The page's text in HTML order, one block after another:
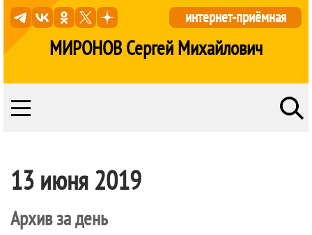
МИРОНОВ Сергей Михайлович
интернет-приёмная
13 июня 2019
Архив за день